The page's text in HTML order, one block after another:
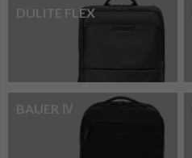
DULITE FLEX
BAUER Ⅳ